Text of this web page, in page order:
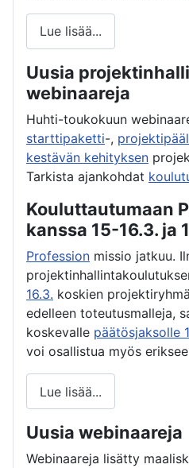
Lue lisää...
Uusia
webinaareja
Huhti-toukokuun
starttipaketti-,
kestävän kehityksen
Tarkista ajankohdat
Kouluttautumaan
kanssa 15-16.3. ja
Profession missio jatkuu.
16.3. koskien
edelleen toteutusmalleja,
koskevalle päätösjaksolle
voi osallistua myös
Lue lisää...
Uusia webinaareja
Webinaareja lisätty